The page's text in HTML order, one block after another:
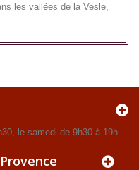
les vallées de la Vesle,
le samedi de 9h30 à 19h